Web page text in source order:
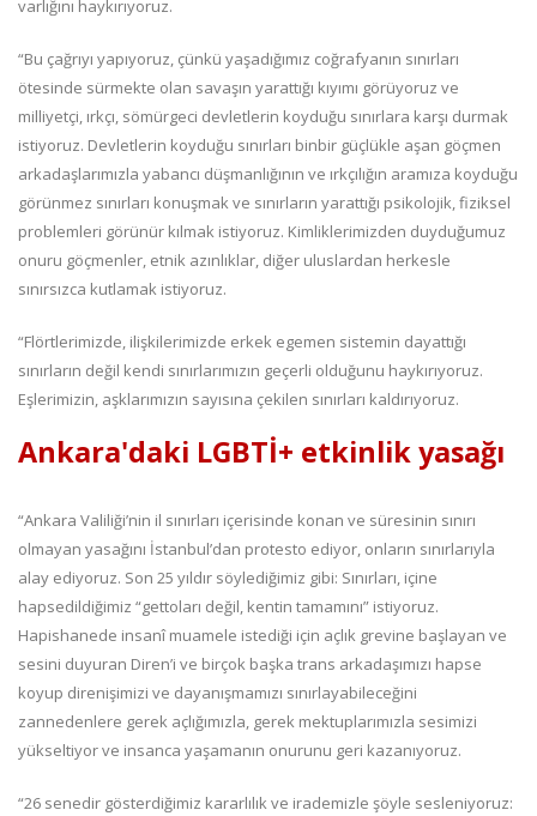
varlığını haykırıyoruz.
“Bu çağrıyı yapıyoruz, çünkü yaşadığımız coğrafyanın sınırları
ötesinde sürmekte olan savaşın yarattığı kıyımı görüyoruz ve
milliyetçi, ırkçı, sömürgeci devletlerin koyduğu sınırlara karşı durmak
istiyoruz. Devletlerin koyduğu sınırları binbir güçlükle aşan göçmen
arkadaşlarımızla yabancı düşmanlığının ve ırkçılığın aramıza koyduğu
görünmez sınırları konuşmak ve sınırların yarattığı psikolojik, fiziksel
problemleri görünür kılmak istiyoruz. Kimliklerimizden duyduğumuz
onuru göçmenler, etnik azınlıklar, diğer uluslardan herkesle
sınırsızca kutlamak istiyoruz.
“Flörtlerimizde, ilişkilerimizde erkek egemen sistemin dayattığı
sınırların değil kendi sınırlarımızın geçerli olduğunu haykırıyoruz.
Eşlerimizin, aşklarımızın sayısına çekilen sınırları kaldırıyoruz.
Ankara'daki LGBTİ+ etkinlik yasağı
“Ankara Valiliği’nin il sınırları içerisinde konan ve süresinin sınırı
olmayan yasağını İstanbul’dan protesto ediyor, onların sınırlarıyla
alay ediyoruz. Son 25 yıldır söylediğimiz gibi: Sınırları, içine
hapsedildiğimiz “gettoları değil, kentin tamamını” istiyoruz.
Hapishanede insanî muamele istediği için açlık grevine başlayan ve
sesini duyuran Diren’i ve birçok başka trans arkadaşımızı hapse
koyup direnişimizi ve dayanışmamızı sınırlayabileceğini
zannedenlere gerek açlığımızla, gerek mektuplarımızla sesimizi
yükseltiyor ve insanca yaşamanın onurunu geri kazanıyoruz.
“26 senedir gösterdiğimiz kararlılık ve irademizle şöyle sesleniyoruz: